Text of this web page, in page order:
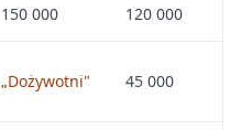
150 000 120 000
„Dożywotni" 45 000